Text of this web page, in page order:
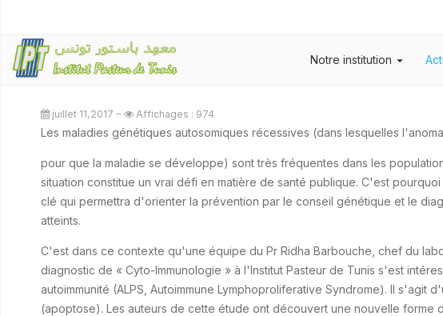
Notre institution
juillet 11,2017 Affichages : 974
Les maladies génétiques autosomiques récessives (dans lesquelles
pour que la maladie se développe) sont très fréquentes dans les
situation constitue un vrai défi en matière de santé publique. C'est
clé qui permettra d'orienter la prévention par le conseil génétique et le
atteints.
C'est dans ce contexte qu'une équipe du Pr Ridha Barbouche, chef du
diagnostic de « Cyto-Immunologie » à l'Institut Pasteur de Tunis s'est
autoimmunité (ALPS, Autoimmune Lymphoproliferative Syndrome). Il
(apoptose). Les auteurs de cette étude ont découvert une nouvelle forme